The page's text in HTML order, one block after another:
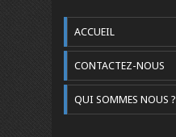
ACCUEIL
CONTACTEZ-NOUS
QUI SOMMES NOUS ?